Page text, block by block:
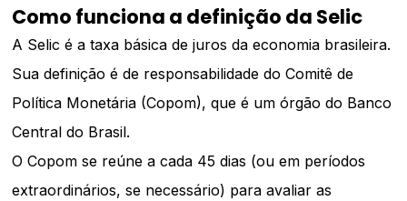
Como funciona a definição da Selic
A Selic é a taxa básica de juros da economia brasileira.
Sua definição é de responsabilidade do Comitê de
Política Monetária (Copom), que é um órgão do Banco
Central do Brasil.
O Copom se reúne a cada 45 dias (ou em períodos
extraordinários, se necessário) para avaliar as